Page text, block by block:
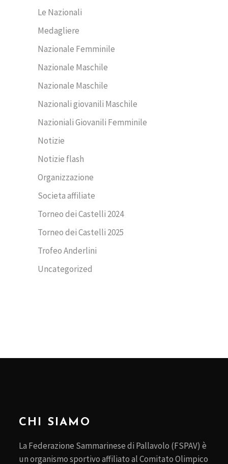
Le Nazionali
Medagliere
Nazionale Femminile
Nazionale Maschile
Nazionale Maschile
Nazionali giovanili Maschile
Nazioniali Giovanili Femminile
Notizie
Notizie flash
Organizzazione
Societa affiliate
Torneo dei Castelli 2024
Torneo dei Castelli 2025
Trofeo Anderlini
Uncategorized
CHI SIAMO
La Federazione Sammarinese di Pallavolo (FSPAV) è
un organismo sportivo affiliato al Comitato Olimpico